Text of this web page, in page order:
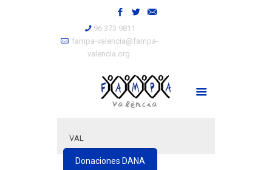
96 373 9811
fampa-valencia@fampa-
valencia.org
VAL
Donaciones DANA